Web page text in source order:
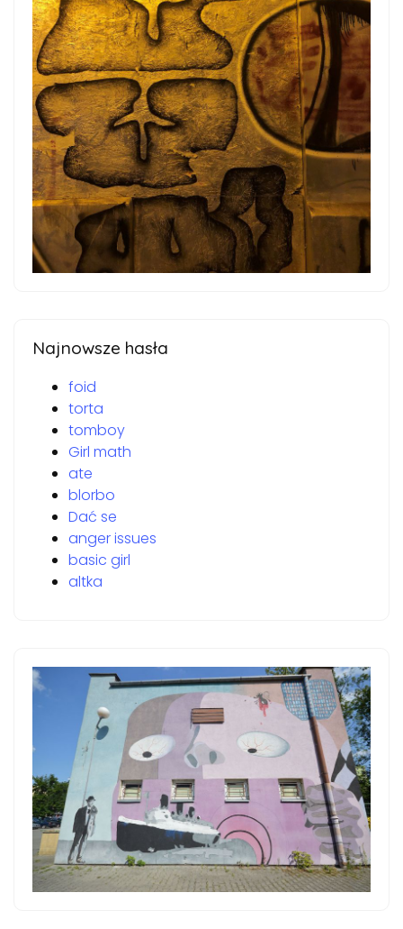
Najnowsze hasła
foid
torta
tomboy
Girl math
ate
blorbo
Dać se
anger issues
basic girl
altka